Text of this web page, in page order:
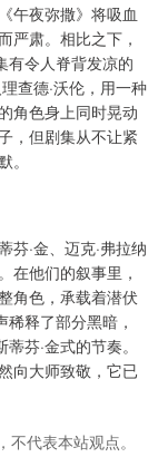
午夜弥撒》将吸血
严肃。相比之下，
有令人脊背发凉的
查德·沃伦，用一种
角色身上同时晃动
，但剧集从不让紧
·金、迈克·弗拉纳
在他们的叙事里，
角色，承载着潜伏
释了部分黑暗，
芬·金式的节奏。
向大师致敬，它已
代表本站观点。